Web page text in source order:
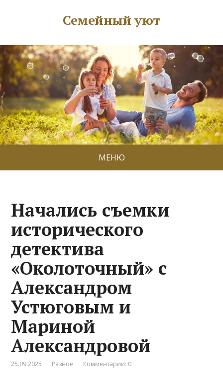
Семейный уют
МЕНЮ
Начались съемки
исторического
детектива
«Околоточный» с
Александром
Устюговым и
Мариной
Александровой
25.09.2025 Разное Комментарии: 0